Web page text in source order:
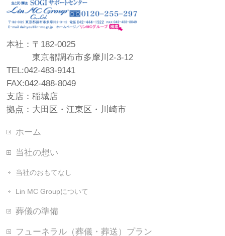
本社：〒182-0025
東京都調布市多摩川2-3-12
TEL:042-483-9141
FAX:042-488-8049
支店：稲城店
拠点：大田区・江東区・川崎市
ホーム
当社の想い
当社のおもてなし
Lin MC Groupについて
葬儀の準備
フューネラル（葬儀・葬送）プラン